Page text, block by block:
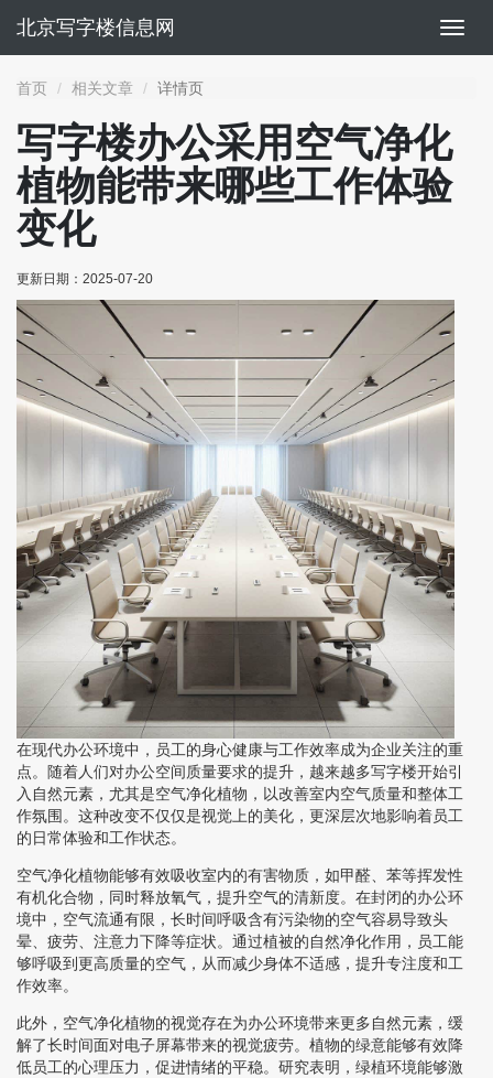
切
换
北京写字楼信息网
首页 相关文章 详情页
写字楼办公采用空气净化
植物能带来哪些工作体验
变化
更新日期： 2025-07-20
在现代办公环境中，员工的身心健康与工作效率成为企业关注的重
点。随着人们对办公空间质量要求的提升，越来越多写字楼开始引
入自然元素，尤其是空气净化植物，以改善室内空气质量和整体工
作氛围。这种改变不仅仅是视觉上的美化，更深层次地影响着员工
的日常体验和工作状态。
空气净化植物能够有效吸收室内的有害物质，如甲醛、苯等挥发性
有机化合物，同时释放氧气，提升空气的清新度。在封闭的办公环
境中，空气流通有限，长时间呼吸含有污染物的空气容易导致头
晕、疲劳、注意力下降等症状。通过植被的自然净化作用，员工能
够呼吸到更高质量的空气，从而减少身体不适感，提升专注度和工
作效率。
此外，空气净化植物的视觉存在为办公环境带来更多自然元素，缓
解了长时间面对电子屏幕带来的视觉疲劳。植物的绿意能够有效降
低员工的心理压力，促进情绪的平稳。研究表明，绿植环境能够激